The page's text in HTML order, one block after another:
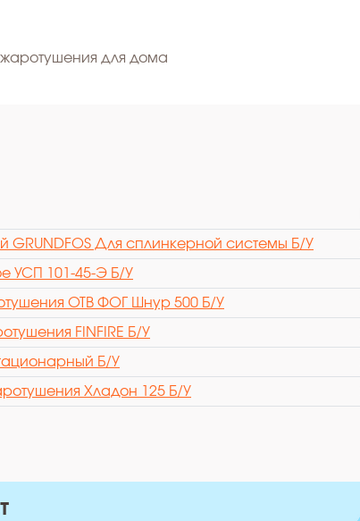
для дома
GRUNDFOS Для сплинкерной системы Б/У
УСП 101-45-Э Б/У
ОТВ ФОГ Шнур 500 Б/У
FINFIRE Б/У
Б/У
Хладон 125 Б/У